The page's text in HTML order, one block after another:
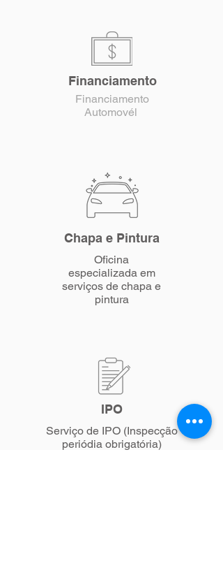
Financiamento
Financiamento
Automovél
Chapa e Pintura
Oficina
especializada em
serviços de chapa e
pintura
IPO
Serviço de IPO (Inspecção
periódia obrigatória)